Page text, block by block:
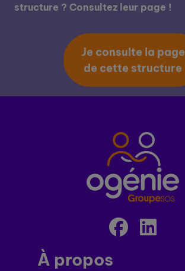
structure ? Consultez leur page !
Je consulte la page
de cette structure
À propos